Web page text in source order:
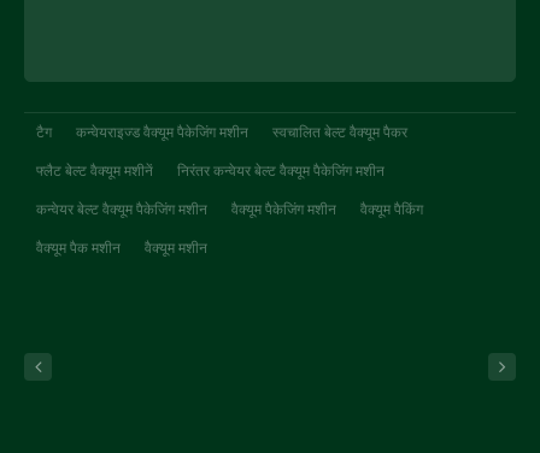
टैग कन्वेयराइज्ड वैक्यूम पैकेजिंग मशीन स्वचालित बेल्ट वैक्यूम पैकर
फ्लैट बेल्ट वैक्यूम मशीनें निरंतर कन्वेयर बेल्ट वैक्यूम पैकेजिंग मशीन
कन्वेयर बेल्ट वैक्यूम पैकेजिंग मशीन वैक्यूम पैकेजिंग मशीन वैक्यूम पैकिंग
वैक्यूम पैक मशीन वैक्यूम मशीन